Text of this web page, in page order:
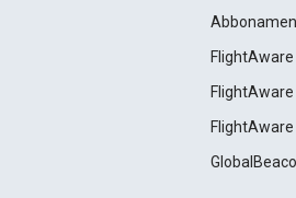
FlightAware
FlightAware
FlightAware